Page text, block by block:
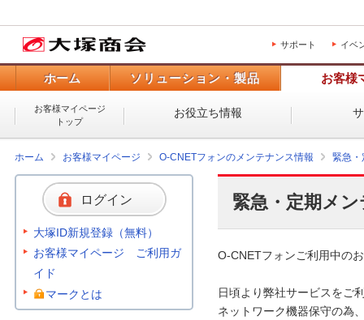
サポート イベ
ホーム ソリューション・製品 お客様
お客様マイページ
トップ
お役立ち情報
ホーム お客様マイページ O-CNETフォンのメンテナンス情報 緊急・
緊急・定期メ
O-CNETフォンご利用中の
日頃より弊社サービスをご
ネットワーク機器保守の為
ログイン
大塚ID新規登録（無料）
お客様マイページ ご利用ガ
イド
マークとは